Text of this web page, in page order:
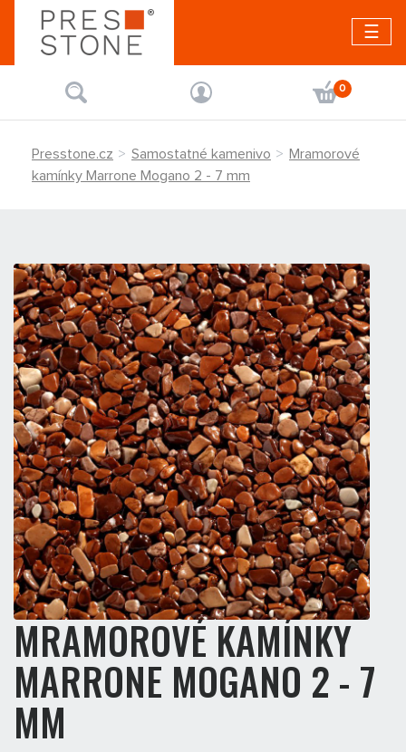
☰
0
Presstone.cz Samostatné kamenivo
Mramorové
kamínky Marrone Mogano 2 - 7 mm
MRAMOROVÉ KAMÍNKY
MARRONE MOGANO 2 - 7
MM